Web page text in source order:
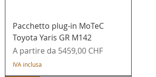
Pacchetto plug-in MoTeC
Toyota Yaris GR M142
A partire da 5459,00 CHF
Prezzo scontato
IVA inclusa